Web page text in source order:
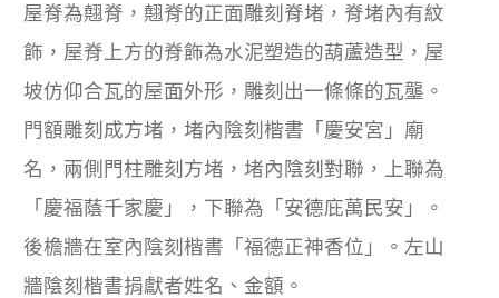
屋脊為翹脊，翹脊的正面雕刻脊堵，脊堵內有紋
飾，屋脊上方的脊飾為水泥塑造的葫蘆造型，屋
坡仿仰合瓦的屋面外形，雕刻出一條條的瓦壟。
門額雕刻成方堵，堵內陰刻楷書「慶安宮」廟
名，兩側門柱雕刻方堵，堵內陰刻對聯，上聯為
「慶福蔭千家慶」，下聯為「安德庇萬民安」。
後檐牆在室內陰刻楷書「福德正神香位」。左山
牆陰刻楷書捐獻者姓名、金額。